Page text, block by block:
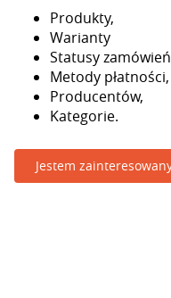
Produkty,
Warianty
Statusy
Metody płatności,
Producentów,
Kategorie.
Jestem